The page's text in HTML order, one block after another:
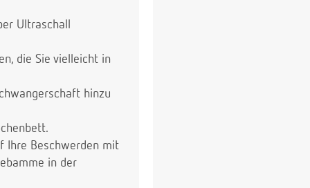
Ultraschall
die Sie vielleicht in
hinzu
Ihre Beschwerden mit
in der